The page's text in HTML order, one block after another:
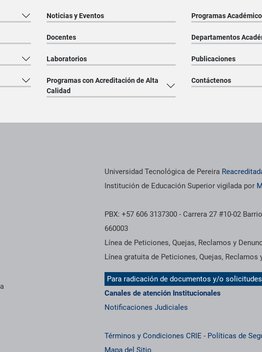
Noticias y Eventos Programas
Docentes Departamentos
Laboratorios Publicaciones
Programas con Acreditación de Alta
Calidad
Contáctenos
Información institucional
Universidad Tecnológica de Pereira
Institución de Educación Superior vigilada por
PBX: +57 606 3137300 - Carrera 27 #10-02
660003
Línea de Peticiones, Quejas, Reclamos y
Línea gratuita de Peticiones, Quejas,
Para radicación de documentos y/o
Canales de atención Institucionales
Notificaciones Judiciales
Términos y Condiciones CRIE - Políticas de
Mapa del Sitio